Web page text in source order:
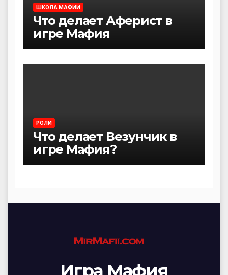
ШКОЛА МАФИИ
Что делает Аферист в
игре Мафия
РОЛИ
Что делает Везунчик в
игре Мафия?